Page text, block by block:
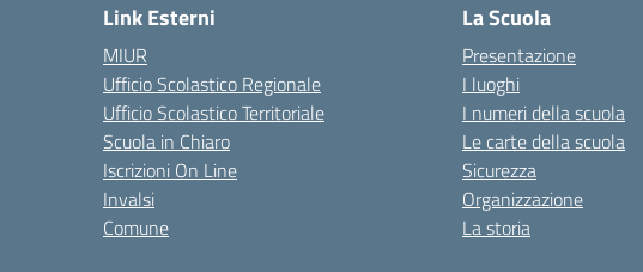
Link Esterni
MIUR
Ufficio Scolastico Regionale
Ufficio Scolastico Territoriale
Scuola in Chiaro
Iscrizioni On Line
Invalsi
Comune
La Scuola
Presentazione
I luoghi
I numeri della scuola
Le carte della scuola
Sicurezza
Organizzazione
La storia